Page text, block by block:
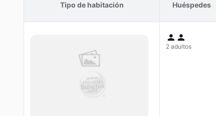
Tipo de habitación Huéspedes
2 adultos